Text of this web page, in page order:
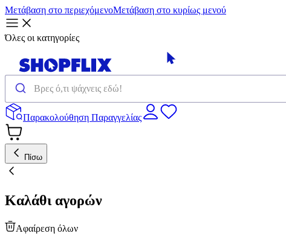
Μετάβαση στο περιεχόμενοΜετάβαση στο κυρίως μενού
Όλες οι κατηγορίες
Παρακολούθηση Παραγγελίας
Πίσω
Καλάθι αγορών
Αφαίρεση όλων